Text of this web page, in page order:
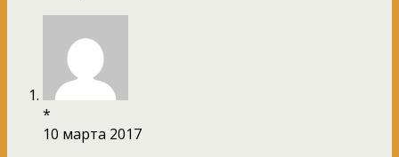
*
10 марта 2017